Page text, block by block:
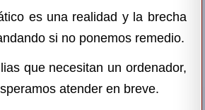
es una realidad y la brecha
si no ponemos remedio.
que necesitan un ordenador,
atender en breve.